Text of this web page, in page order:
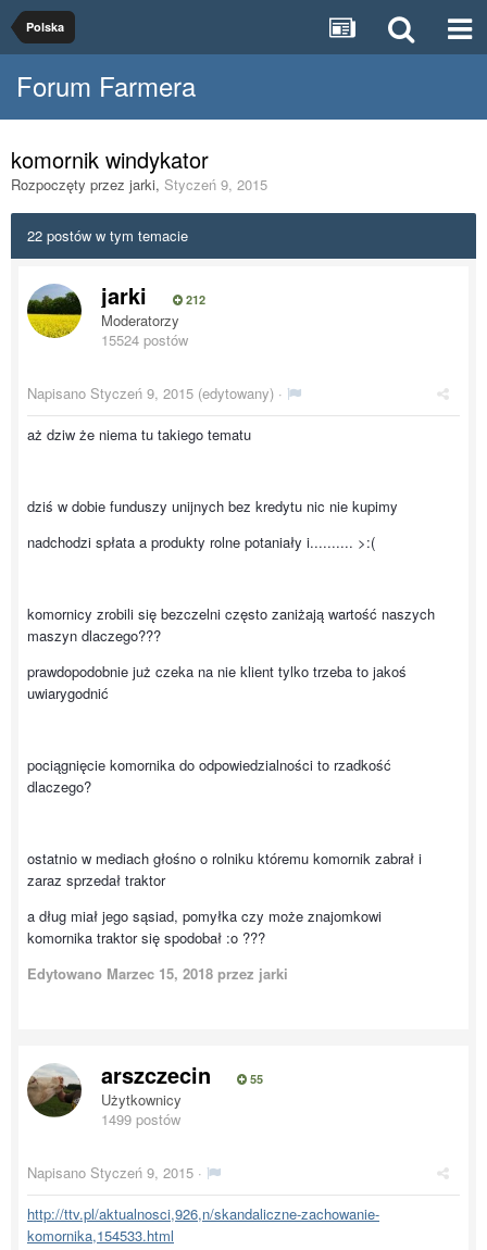
Polska
Forum Farmera
komornik windykator
Rozpoczęty przez jarki, Styczeń 9, 2015
22 postów w tym temacie
jarki 212
Moderatorzy
15524 postów
Napisano Styczeń 9, 2015 (edytowany) ·
aż dziw że niema tu takiego tematu
dziś w dobie funduszy unijnych bez kredytu nic nie kupimy
nadchodzi spłata a produkty rolne potaniały i.......... >:(
komornicy zrobili się bezczelni często zaniżają wartość naszych
maszyn dlaczego???
prawdopodobnie już czeka na nie klient tylko trzeba to jakoś
uwiarygodnić
pociągnięcie komornika do odpowiedzialności to rzadkość
dlaczego?
ostatnio w mediach głośno o rolniku któremu komornik zabrał i
zaraz sprzedał traktor
a dług miał jego sąsiad, pomyłka czy może znajomkowi
komornika traktor się spodobał :o ???
Edytowano Marzec 15, 2018 przez jarki
arszczecin 55
Użytkownicy
1499 postów
Napisano Styczeń 9, 2015 ·
http://ttv.pl/aktualnosci,926,n/skandaliczne-zachowanie-
komornika,154533.html